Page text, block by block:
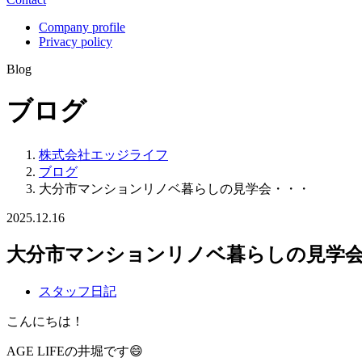
Company profile
Privacy policy
Blog
ブログ
株式会社エッジライフ
ブログ
大分市マンションリノベ暮らしの見学会・・・
2025.12.16
大分市マンションリノベ暮らしの見学
スタッフ日記
こんにちは！
AGE LIFEの井堀です😄